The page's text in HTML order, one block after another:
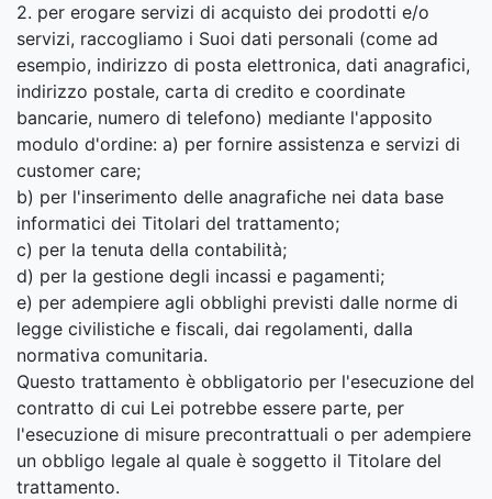
2. per erogare servizi di acquisto dei prodotti e/o
servizi, raccogliamo i Suoi dati personali (come ad
esempio, indirizzo di posta elettronica, dati anagrafici,
indirizzo postale, carta di credito e coordinate
bancarie, numero di telefono) mediante l'apposito
modulo d'ordine: a) per fornire assistenza e servizi di
customer care;
b) per l'inserimento delle anagrafiche nei data base
informatici dei Titolari del trattamento;
c) per la tenuta della contabilità;
d) per la gestione degli incassi e pagamenti;
e) per adempiere agli obblighi previsti dalle norme di
legge civilistiche e fiscali, dai regolamenti, dalla
normativa comunitaria.
Questo trattamento è obbligatorio per l'esecuzione del
contratto di cui Lei potrebbe essere parte, per
l'esecuzione di misure precontrattuali o per adempiere
un obbligo legale al quale è soggetto il Titolare del
trattamento.